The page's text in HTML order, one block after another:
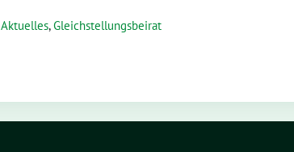
Aktuelles,Gleichstellungsbeirat